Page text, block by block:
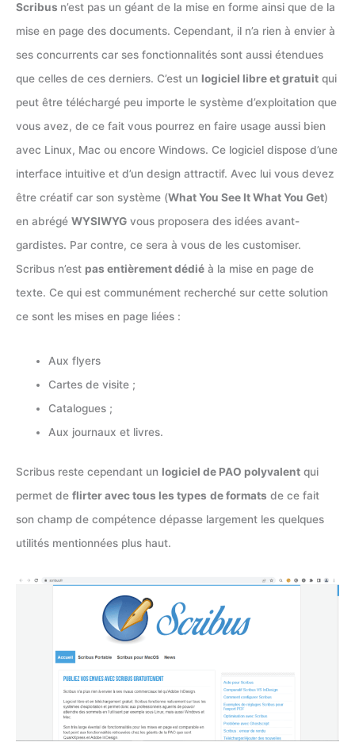
Scribus n’est pas un géant de la mise en forme ainsi que de la
mise en page des documents. Cependant, il n’a rien à envier à
ses concurrents car ses fonctionnalités sont aussi étendues
que celles de ces derniers. C’est un logiciel libre et gratuit qui
peut être téléchargé peu importe le système d’exploitation que
vous avez, de ce fait vous pourrez en faire usage aussi bien
avec Linux, Mac ou encore Windows. Ce logiciel dispose d’une
interface intuitive et d’un design attractif. Avec lui vous devez
être créatif car son système (What You See It What You Get)
en abrégé WYSIWYG vous proposera des idées avant-
gardistes. Par contre, ce sera à vous de les customiser.
Scribus n’est pas entièrement dédié à la mise en page de
texte. Ce qui est communément recherché sur cette solution
ce sont les mises en page liées :
Aux flyers
Cartes de visite ;
Catalogues ;
Aux journaux et livres.
Scribus reste cependant un logiciel de PAO polyvalent qui
permet de flirter avec tous les types de formats de ce fait
son champ de compétence dépasse largement les quelques
utilités mentionnées plus haut.